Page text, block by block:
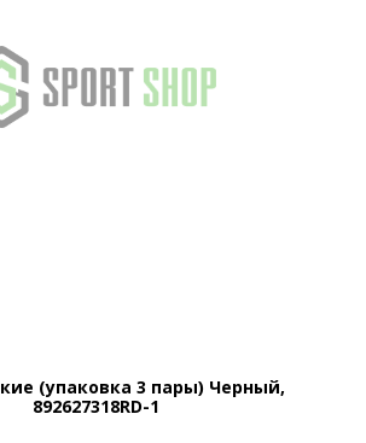
(упаковка 3 пары) Черный,
892627318RD-1